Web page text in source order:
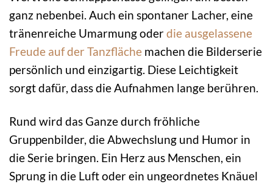
ganz nebenbei. Auch ein spontaner Lacher, eine
tränenreiche Umarmung oderdie ausgelassene
Freude auf der Tanzfläche machen die Bilderserie
persönlich und einzigartig. Diese Leichtigkeit
sorgt dafür, dass die Aufnahmen lange berühren.
Rund wird das Ganze durch fröhliche
Gruppenbilder, die Abwechslung und Humor in
die Serie bringen. Ein Herz aus Menschen, ein
Sprung in die Luft oder ein ungeordnetes Knäuel